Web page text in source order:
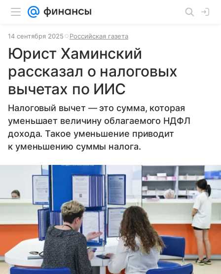
14 сентября 2025 Российская газета
Юрист Хаминский
рассказал о налоговых
вычетах по ИИС
Налоговый вычет — это сумма, которая
уменьшает величину облагаемого НДФЛ
дохода. Такое уменьшение приводит
к уменьшению суммы налога.